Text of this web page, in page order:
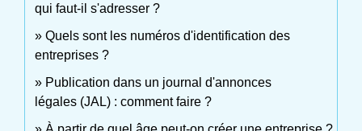
qui faut-il s'adresser ?
Quels sont les numéros d'identification des
entreprises ?
Publication dans un journal d'annonces
légales (JAL) : comment faire ?